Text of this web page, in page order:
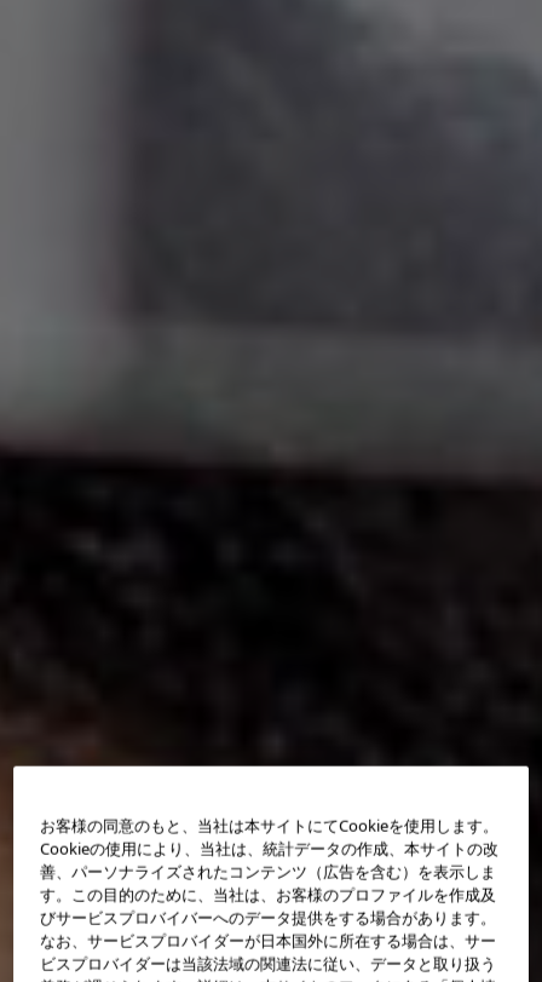
お客様の同意のもと、当社は本サイトにてCookieを使用します。
Cookieの使用により、当社は、統計データの作成、本サイトの改
善、パーソナライズされたコンテンツ（広告を含む）を表示しま
す。この目的のために、当社は、お客様のプロファイルを作成及
びサービスプロバイバーへのデータ提供をする場合があります。
なお、サービスプロバイダーが日本国外に所在する場合は、サー
ビスプロバイダーは当該法域の関連法に従い、データと取り扱う